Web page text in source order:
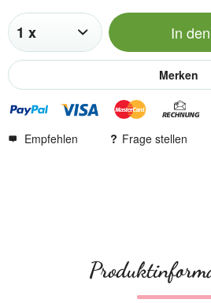
In den
Merken
Empfehlen Frage stellen